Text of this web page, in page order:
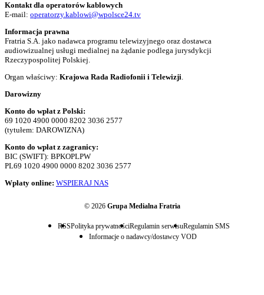
Kontakt dla operatorów kablowych
E-mail: operatorzy.kablowi@wpolsce24.tv
Informacja prawna
Fratria S.A. jako nadawca programu telewizyjnego oraz dostawca
audiowizualnej usługi medialnej na żądanie podlega jurysdykcji
Rzeczypospolitej Polskiej.
Organ właściwy: Krajowa Rada Radiofonii i Telewizji.
Darowizny
Konto do wpłat z Polski:
69 1020 4900 0000 8202 3036 2577
(tytułem: DAROWIZNA)
Konto do wpłat z zagranicy:
BIC (SWIFT): BPKOPLPW
PL69 1020 4900 0000 8202 3036 2577
Wpłaty online: WSPIERAJ NAS
© 2026 Grupa Medialna Fratria
RSSPolityka prywatnościRegulamin serwisuRegulamin SMS
Informacje o nadawcy/dostawcy VOD